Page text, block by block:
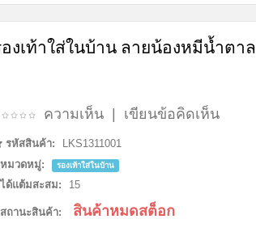
งเท้าใส่ในบ้าน ลายน้องหมีน้ำตาล
ความเห็น| เขียนข้อคิดเห็น
รหัสสินค้า:
LKS1311001
หมวดหมู่:
รองเท้าใส่ในบ้าน
ได้แต้มสะสม: 15
สถานะสินค้า: สินค้าหมดสต็อก